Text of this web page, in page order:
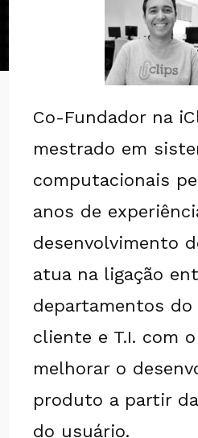
Co-Fundador na
mestrado em
computacionais
anos de
desenvolvimento
atua na ligação
departamentos do
cliente e T.I. com
melhorar o
produto a partir
do usuário.